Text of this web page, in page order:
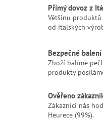
Přímý dovoz z
Většinu
od italských
Bezpečné
Zboží balíme
produkty
Ověřeno
Zákazníci nás
Heurece (99%).